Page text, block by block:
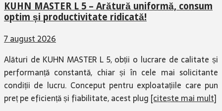
KUHN MASTER L 5 – Arătură uniformă, consum
optim și productivitate ridicată!
7 august 2026
Alături de KUHN MASTER L 5, obții o lucrare de calitate și
performanță constantă, chiar și în cele mai solicitante
condiții de lucru. Conceput pentru exploatațiile care pun
preț pe eficiență și fiabilitate, acest plug [citește mai mult]